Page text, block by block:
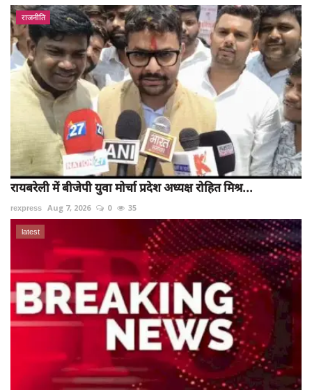
राजनीति
रायबरेली में बीजेपी युवा मोर्चा प्रदेश अध्यक्ष रोहित मिश्र...
rexpress Aug 7, 2026 0 35
latest